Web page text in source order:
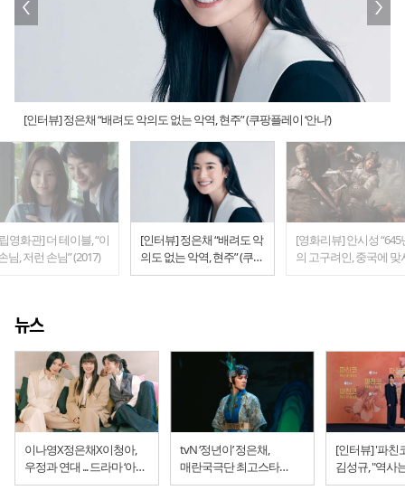
[인터뷰] 정은채 “배려도 악의도 없는 악역, 현주” (쿠팡플레이 ‘안나’)
영화관] 더 테이블, “이
님, 저런 손님” (2017)
[인터뷰] 정은채 “배려도 악
의도 없는 악역, 현주” (쿠팡
플레이 ‘안나’)
[영화리뷰] 안시성 “645
의 고구려인, 중국에 맞
뉴스
이나영X정은채X이청아,
우정과 연대 ... 드라마 ‘아너
: 그녀들의 법정’
tvN ‘정년이’ 정은채,
매란국극단 최고스타
문옥경
[인터뷰] '파친코' 정은채-
김성규, "역사
인간은 단련